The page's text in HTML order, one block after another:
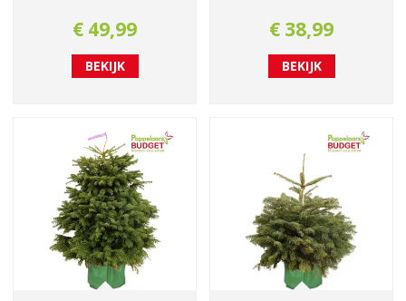
€ 49,99
BEKIJK
€ 38,99
BEKIJK